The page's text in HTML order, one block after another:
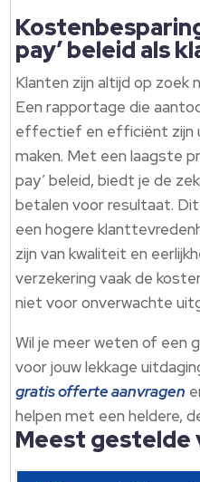
pay’ beleid als
Klanten zijn altijd op zoek
Een rapportage die
effectief en efficiënt zijn
maken. Met een laagste
pay’ beleid, biedt je de
betalen voor resultaat.
een hogere
zijn van kwaliteit en
verzekering vaak de
niet voor onverwachte
Wil je meer weten of
voor jouw lekkage
gratis offerte aanvragen
helpen met een heldere,
Meest gestelde